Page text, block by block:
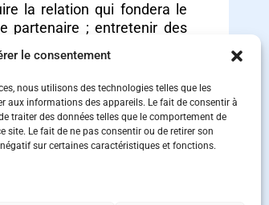
le consentement
nous utilisons des technologies telles que les
aux informations des appareils. Le fait de consentir à
traiter des données telles que le comportement de
site. Le fait de ne pas consentir ou de retirer son
sur certaines caractéristiques et fonctions.
la relation qui fondera le
partenaire ; entretenir des
permet de mieux
partenaire, ou avec une
s’avérer plus long.
entreprises qui arriveraient
une expérience et des
plus tard mettra du temps